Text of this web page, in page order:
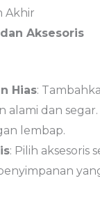
Akhir
Aksesoris
Hias:
alami dan
lembap.
: Pilih aksesoris